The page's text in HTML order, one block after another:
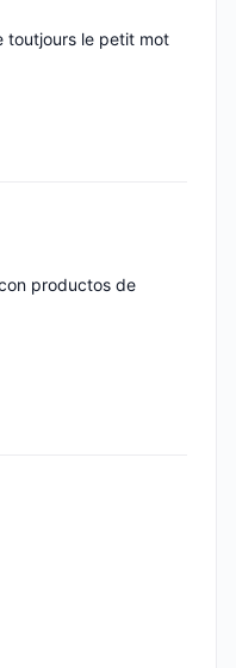
toutjours le petit mot
productos de